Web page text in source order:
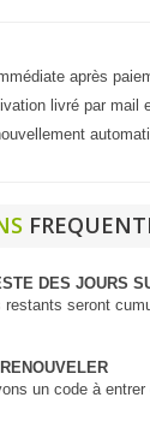
après
livré par mail
DES JOURS
restants seront
un code à